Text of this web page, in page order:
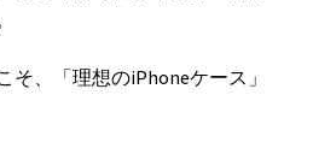
そ、「理想のiPhoneケース」